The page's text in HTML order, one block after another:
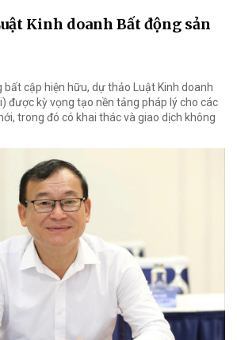
Kinh doanh Bất động sản
bất cập hiện hữu, dự thảo Luật Kinh doanh
được kỳ vọng tạo nền tảng pháp lý cho các
trong đó có khai thác và giao dịch không